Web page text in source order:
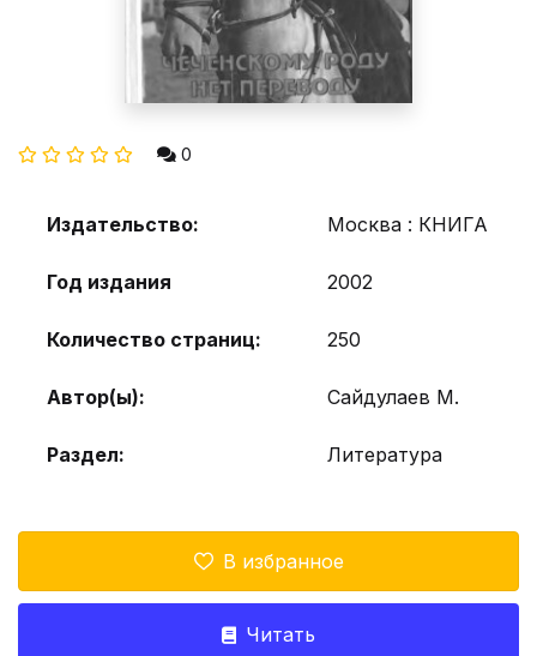
0
Издательство: Москва : КНИГА
Год издания 2002
Количество страниц: 250
Автор(ы): Сайдулаев М.
Раздел: Литература
В избранное
Читать